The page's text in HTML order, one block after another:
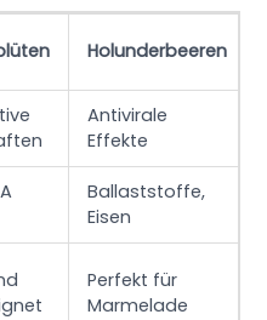
Holunderbeeren
Antivirale
Effekte
Ballaststoffe,
Eisen
Perfekt für
Marmelade